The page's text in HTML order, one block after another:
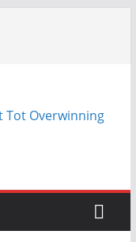
Tot Overwinning